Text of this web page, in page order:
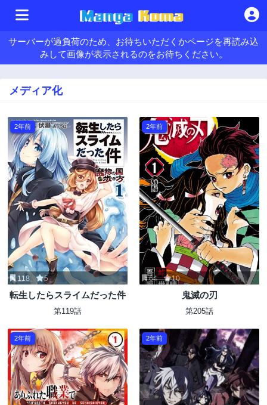
サーバーが過負荷のため、お待ちいただくかページを再読み込
みして画像が表示されるのをお待ちください。
メディア化
2年前
118 5
転生したらスライムだった件
第119話
2年前
64 10
鬼滅の刃
第205話
2年前 2年前